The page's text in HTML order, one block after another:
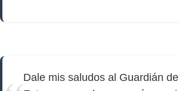
Dale mis saludos al Guardián